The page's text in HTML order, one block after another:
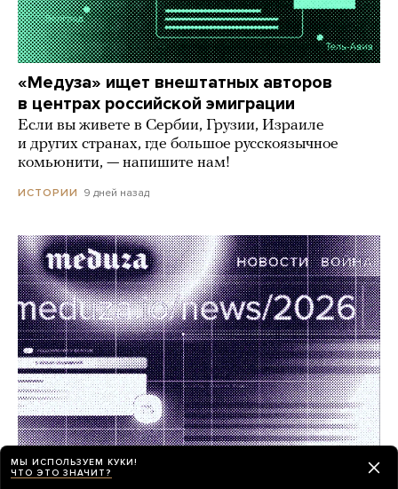
«Медуза» ищет внештатных авторов
в центрах российской эмиграции
Если вы живете в Сербии, Грузии, Израиле
и других странах, где большое русскоязычное
комьюнити, — напишите нам!
ИСТОРИИ 9 дней назад
МЫ ИСПОЛЬЗУЕМ КУКИ!
ЧТО ЭТО ЗНАЧИТ?